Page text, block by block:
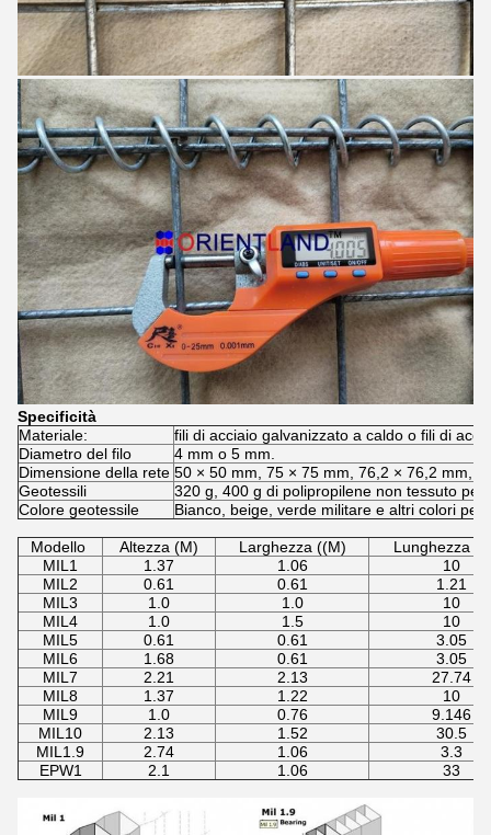
Specificità
Materiale:
fili di acciaio galvanizzato a caldo o fili di
Diametro del filo
4 mm o 5 mm.
Dimensione della rete 50 × 50 mm, 75 × 75 mm, 76,2 × 76,2 mm,
Geotessili
320 g, 400 g di polipropilene non tessuto
Colore geotessile
Bianco, beige, verde militare e altri colori
Modello Altezza (M) Larghezza ((M)
Lunghezza
MIL1
1.37 1.06
10
MIL2
0.61 0.61
1.21
MIL3
1.0 1.0
10
MIL4
1.0 1.5
10
MIL5
0.61 0.61
3.05
MIL6
1.68 0.61
3.05
MIL7
2.21 2.13
27.74
MIL8
1.37 1.22
10
MIL9
1.0 0.76
9.146
MIL10
2.13 1.52
30.5
MIL1.9
2.74 1.06
3.3
EPW1
2.1 1.06 33